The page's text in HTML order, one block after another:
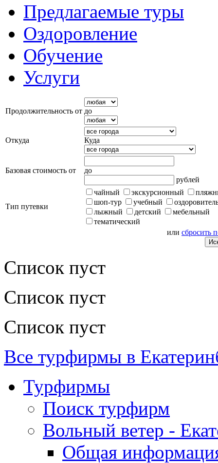
Предлагаемые туры
Оздоровление
Обучение
Услуги
Продолжительность от до
Откуда Куда
Базовая стоимость от
до
рублей
Тип путевки
чайный экскурсионный
шоп-тур
учебный
лыжный
детский
мебельный
тематический
или сбросить
Список пуст
Список пуст
Список пуст
Все турфирмы в
Турфирмы
Поиск турфирм
Вольный ветер -
Общая